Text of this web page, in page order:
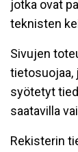
jotka ovat
teknisten
Sivujen
tietosuojaa,
syötetyt
saatavilla
Rekisterin